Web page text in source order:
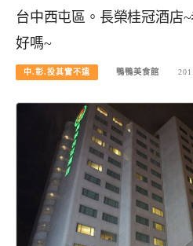
台中西屯區。長榮桂冠酒店
好嗎~
中.彰.投其實不遠 鴨鴨美食館